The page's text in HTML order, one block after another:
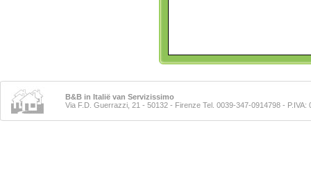
B&B in Italië van Servizissimo
Via F.D. Guerrazzi, 21 - 50132 - Firenze Tel. 0039-347-0914798 - P.IVA: